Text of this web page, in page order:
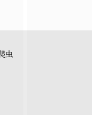
虫